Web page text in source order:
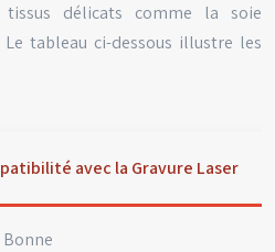
tissus délicats comme la soie
tableau ci-dessous illustre les
avec la Gravure Laser
Bonne